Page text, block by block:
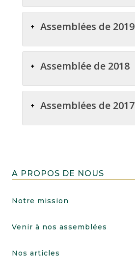
Assemblées de 2019
Assemblée de 2018
Assemblées de 2017
A PROPOS DE NOUS
Notre mission
Venir à nos assemblées
Nos articles